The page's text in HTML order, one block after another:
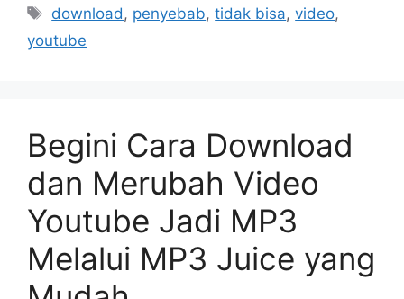
Tags
download, penyebab,tidak bisa,video,
youtube
Begini Cara Download
dan Merubah Video
Youtube Jadi MP3
Melalui MP3 Juice yang